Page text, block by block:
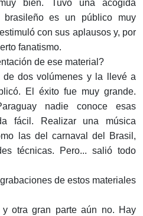
bien. Tuvo una acogida
brasileño es un público muy
con sus aplausos y, por
fanatismo.
de ese material?
dos volúmenes y la llevé a
El éxito fue muy grande.
nadie conoce esas
fácil. Realizar una música
las del carnaval del Brasil,
técnicas. Pero... salió todo
de estos materiales
otra gran parte aún no. Hay